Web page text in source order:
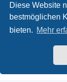
Diese Website
bestmöglichen
bieten. Mehr
Du darfst deine Beiträge
Du darfst deine Beiträge
Du darfst keine
TUK TUK Thailand